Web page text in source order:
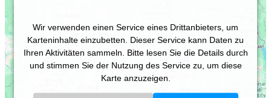
Wir verwenden einen Service eines Drittanbieters, um
Karteninhalte einzubetten. Dieser Service kann Daten zu
Ihren Aktivitäten sammeln. Bitte lesen Sie die Details durch
und stimmen Sie der Nutzung des Service zu, um diese
Karte anzuzeigen.